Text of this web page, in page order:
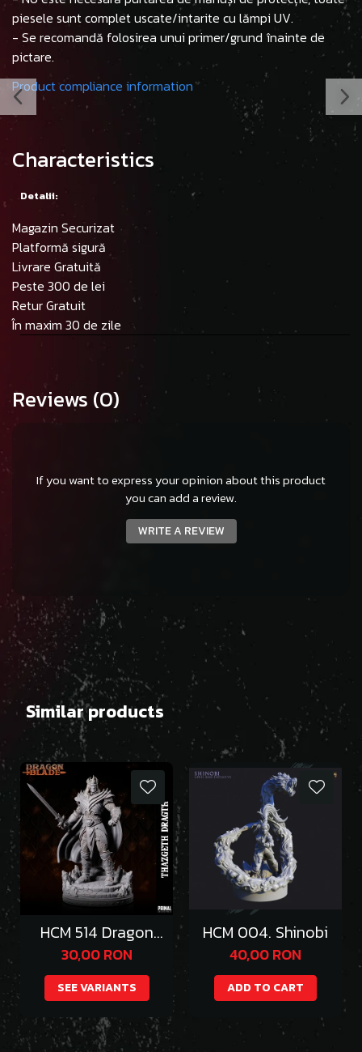
piesele sunt complet uscate/intarite cu lămpi UV.
- Se recomandă folosirea unui primer/grund înainte de
pictare.
Product compliance information
Characteristics
Detalii:
Magazin Securizat
Platformă sigură
Livrare Gratuită
Peste 300 de lei
Retur Gratuit
În maxim 30 de zile
Reviews (0)
If you want to express your opinion about this product
you can add a review.
WRITE A REVIEW
Similar products
HCM 514 Dragon
Emperor Thazgeth
30,00 RON
SEE VARIANTS
HCM 004. Shinobi
40,00 RON
ADD TO CART